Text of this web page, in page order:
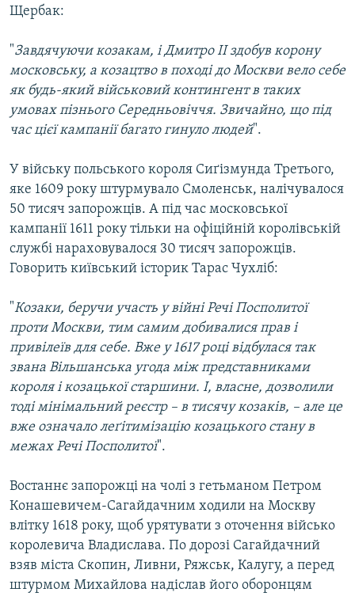
Щербак:
"Завдячуючи козакам, і Дмитро ІІ здобув корону
московську, а козацтво в поході до Москви вело себе
як будь-який військовий контингент в таких
умовах пізнього Середньовіччя. Звичайно, що під
час цієї кампанії багато гинуло людей".
У війську польського короля Сиґізмунда Третього,
яке 1609 року штурмувало Смоленськ, налічувалося
50 тисяч запорожців. А під час московської
кампанії 1611 року тільки на офіційній королівській
службі нараховувалося 30 тисяч запорожців.
Говорить київський історик Тарас Чухліб:
"Козаки, беручи участь у війні Речі Посполитої
проти Москви, тим самим добивалися прав і
привілеїв для себе. Вже у 1617 році відбулася так
звана Вільшанська угода між представниками
короля і козацької старшини. І, власне, дозволили
тоді мінімальний реєстр – в тисячу козаків, – але це
вже означало леґітимізацію козацького стану в
межах Речі Посполитої".
Востаннє запорожці на чолі з гетьманом Петром
Конашевичем-Сагайдачним ходили на Москву
влітку 1618 року, щоб урятувати з оточення військо
королевича Владислава. По дорозі Сагайдачний
взяв міста Скопин, Ливни, Ряжськ, Калугу, а перед
штурмом Михайлова надіслав його оборонцям